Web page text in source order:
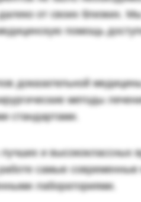
и высококлассных
самые современные
лабораториями.
доказательной
методы
стандартами.
от своих близких.
помощь